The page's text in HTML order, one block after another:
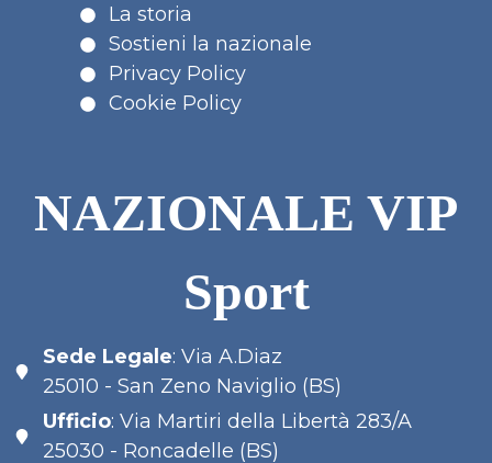
La storia
Sostieni la nazionale
Privacy Policy
Cookie Policy
NAZIONALE VIP
Sport
Sede Legale: Via A.Diaz
25010 - San Zeno Naviglio (BS)
Ufficio: Via Martiri della Libertà 283/A
25030 - Roncadelle (BS)